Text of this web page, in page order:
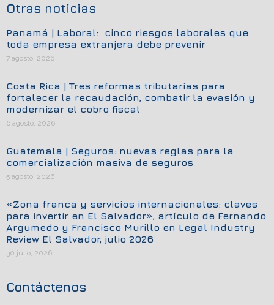
Otras noticias
Panamá | Laboral: cinco riesgos laborales que
toda empresa extranjera debe prevenir
7 agosto, 2026
Costa Rica | Tres reformas tributarias para
fortalecer la recaudación, combatir la evasión y
modernizar el cobro fiscal
6 agosto, 2026
Guatemala | Seguros: nuevas reglas para la
comercialización masiva de seguros
5 agosto, 2026
«Zona franca y servicios internacionales: claves
para invertir en El Salvador», artículo de Fernando
Argumedo y Francisco Murillo en Legal Industry
Review El Salvador, julio 2026
30 julio, 2026
Contáctenos